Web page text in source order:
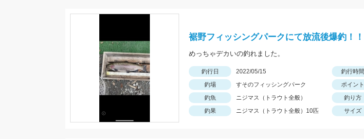
裾野フィッシングパークにて放流後爆釣！！
めっちゃデカいの釣れました。
釣行日 2022/05/15 釣行時間
釣場
すそのフィッシングパーク ポイント
釣魚
ニジマス（トラウト全般） 釣り方
釣果
ニジマス（トラウト全般）10匹 サイズ